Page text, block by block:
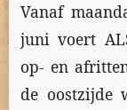
Vanaf
juni voert
op- en
de oostzijde